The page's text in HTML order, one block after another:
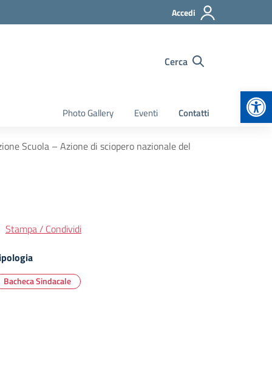
Accedi
Cerca
Photo Gallery Eventi Contatti
Scuola – Azione di sciopero nazionale del
Stampa / Condividi
Bacheca Sindacale